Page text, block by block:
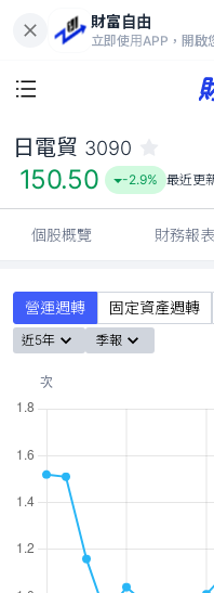
財富自由
立即使用APP，開啟
日電貿 3090
150.50 -2.9% 最近更
個股概覽 財務報表
營運週轉 固定資產週轉
近5年 季報